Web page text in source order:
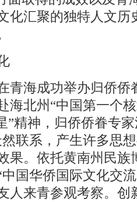
化汇聚的独特人文历
海成功举办归侨侨
海北州“中国第一个
”精神，归侨侨眷专
联系，产生许多思
果。依托黄南州民族
国华侨国际文化交
人来青参观考察。创